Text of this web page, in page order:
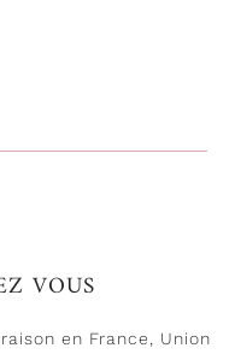
VOUS
en France, Union